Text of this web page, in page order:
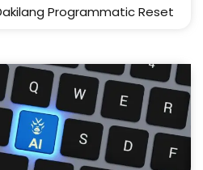
Programmatic Reset